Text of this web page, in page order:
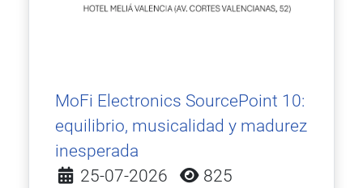
MoFi Electronics SourcePoint 10:
equilibrio, musicalidad y madurez
inesperada
Detalles
25-07-2026 825